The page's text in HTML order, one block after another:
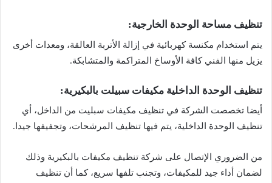
تنظيف مساحة الوحدة الخارجية:
يتم استخدام مكنسة كهربائية في إزالة الأتربة العالقة، ومعدات أخرى
يزيل منها الفني كافة الأوساخ المتراكمة والمتشابكة.
تنظيف الوحدة الداخلية مكيفات سبيلت بالبكيرية:
أيضا تخصصت الشركة في تنظيف مكيفات سبليت من الداخل، أي
تنظيف الوحدة الداخلية، يتم فيها تنظيف المرشحات، وتجفيفها جيدا.
من الضروري الإتصال على شركة تنظيف مكيفات بالبكيرية وذلك
لضمان أداء جيد للمكيفات، وتجنب تلفها سريع، كما أن تنظيف